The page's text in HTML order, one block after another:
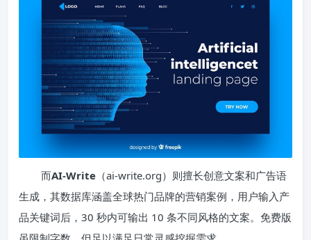
而AI-Write （ai-write.org）则擅长创意文案和广告语
生成，其数据库涵盖全球热门品牌的营销案例，用户输入产
品关键词后，30 秒内可输出 10 条不同风格的文案。免费版